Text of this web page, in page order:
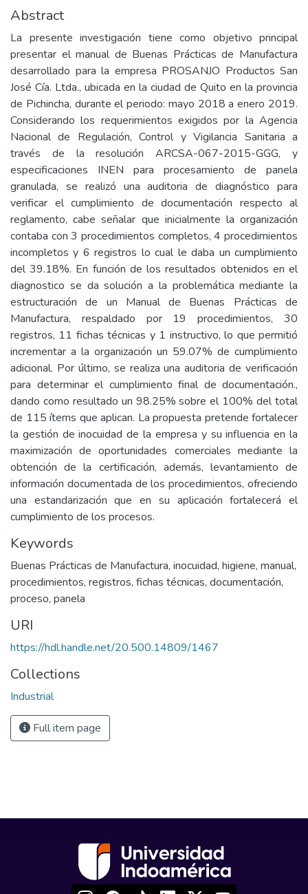
Abstract
La presente investigación tiene como objetivo principal
presentar el manual de Buenas Prácticas de Manufactura
desarrollado para la empresa PROSANJO Productos San
José Cía. Ltda., ubicada en la ciudad de Quito en la provincia
de Pichincha, durante el periodo: mayo 2018 a enero 2019.
Considerando los requerimientos exigidos por la Agencia
Nacional de Regulación, Control y Vigilancia Sanitaria a
través de la resolución ARCSA-067-2015-GGG, y
especificaciones INEN para procesamiento de panela
granulada, se realizó una auditoria de diagnóstico para
verificar el cumplimiento de documentación respecto al
reglamento, cabe señalar que inicialmente la organización
contaba con 3 procedimientos completos, 4 procedimientos
incompletos y 6 registros lo cual le daba un cumplimiento
del 39.18%. En función de los resultados obtenidos en el
diagnostico se da solución a la problemática mediante la
estructuración de un Manual de Buenas Prácticas de
Manufactura, respaldado por 19 procedimientos, 30
registros, 11 fichas técnicas y 1 instructivo, lo que permitió
incrementar a la organización un 59.07% de cumplimiento
adicional. Por último, se realiza una auditoria de verificación
para determinar el cumplimiento final de documentación.,
dando como resultado un 98.25% sobre el 100% del total
de 115 ítems que aplican. La propuesta pretende fortalecer
la gestión de inocuidad de la empresa y su influencia en la
maximización de oportunidades comerciales mediante la
obtención de la certificación, además, levantamiento de
información documentada de los procedimientos, ofreciendo
una estandarización que en su aplicación fortalecerá el
cumplimiento de los procesos.
Keywords
Buenas Prácticas de Manufactura, inocuidad, higiene, manual,
procedimientos, registros, fichas técnicas, documentación,
proceso, panela
URI
https://hdl.handle.net/20.500.14809/1467
Collections
Industrial
Full item page